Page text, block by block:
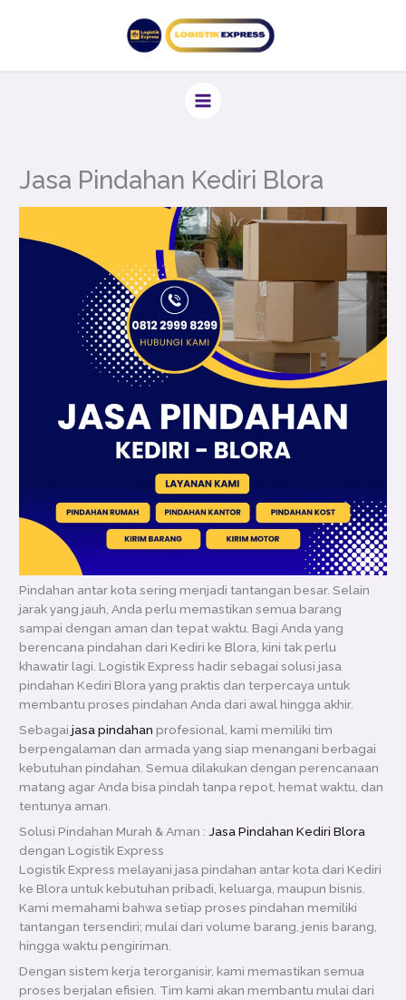
Jasa Pindahan Kediri Blora
Pindahan antar kota sering menjadi tantangan besar. Selain
jarak yang jauh, Anda perlu memastikan semua barang
sampai dengan aman dan tepat waktu. Bagi Anda yang
berencana pindahan dari Kediri ke Blora, kini tak perlu
khawatir lagi. Logistik Express hadir sebagai solusi jasa
pindahan Kediri Blora yang praktis dan terpercaya untuk
membantu proses pindahan Anda dari awal hingga akhir.
Sebagaijasa pindahan profesional, kami memiliki tim
berpengalaman dan armada yang siap menangani berbagai
kebutuhan pindahan. Semua dilakukan dengan perencanaan
matang agar Anda bisa pindah tanpa repot, hemat waktu, dan
tentunya aman.
Solusi Pindahan Murah & Aman : Jasa Pindahan Kediri Blora
dengan Logistik Express
Logistik Express melayani jasa pindahan antar kota dari Kediri
ke Blora untuk kebutuhan pribadi, keluarga, maupun bisnis.
Kami memahami bahwa setiap proses pindahan memiliki
tantangan tersendiri; mulai dari volume barang, jenis barang,
hingga waktu pengiriman.
Dengan sistem kerja terorganisir, kami memastikan semua
proses berjalan efisien. Tim kami akan membantu mulai dari